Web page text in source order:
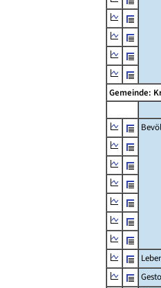
Gemeinde: